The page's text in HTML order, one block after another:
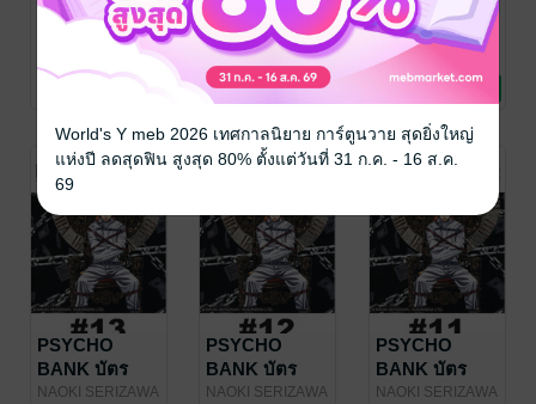
PSYCHO
BANK บัตร
มรณะ - EP 16
NAOKI SERIZAWA
/ Vibulkij
การ์ตูนรายตอน
PSYCHO
BANK บัตร
มรณะ - EP 15
NAOKI SERIZAWA
/ Vibulkij
Publishing
การ์ตูนรายตอน
No Rating
PSYCHO
BANK บัตร
มรณะ - EP 14
NAOKI SERIZAWA
/ Vibulkij
Publishing
การ์ตูนรายตอน
PSYCHO
BANK บัตร
มรณะ - EP 13
NAOKI SERIZAWA
PSYCHO
BANK บัตร
มรณะ - EP 12
NAOKI SERIZAWA
PSYCHO
BANK บัตร
มรณะ - EP 11
NAOKI SERIZAWA
World's Y meb 2026 เทศกาลนิยาย การ์ตูนวาย สุดยิ่งใหญ่
แห่งปี ลดสุดฟิน สูงสุด 80% ตั้งแต่วันที่ 31 ก.ค. - 16 ส.ค.
69